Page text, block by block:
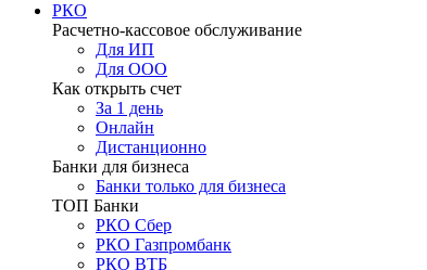
РКО
Расчетно-кассовое обслуживание
Для ИП
Для ООО
Как открыть счет
За 1 день
Онлайн
Дистанционно
Банки для бизнеса
Банки только для бизнеса
ТОП Банки
РКО Сбер
РКО Газпромбанк
РКО ВТБ